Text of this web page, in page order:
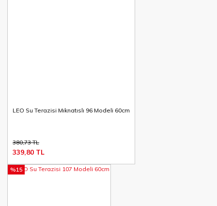
LEO Su Terazisi Mıknatıslı 96 Modeli 60cm
380,73 TL
339,80 TL
%15